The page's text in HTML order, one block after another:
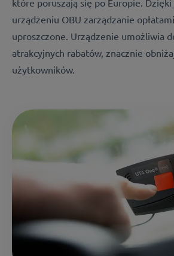
które poruszają się po Europie.
urządzeniu OBU zarządzanie
uproszczone. Urządzenie umożliwia
atrakcyjnych rabatów, znacznie
użytkowników.